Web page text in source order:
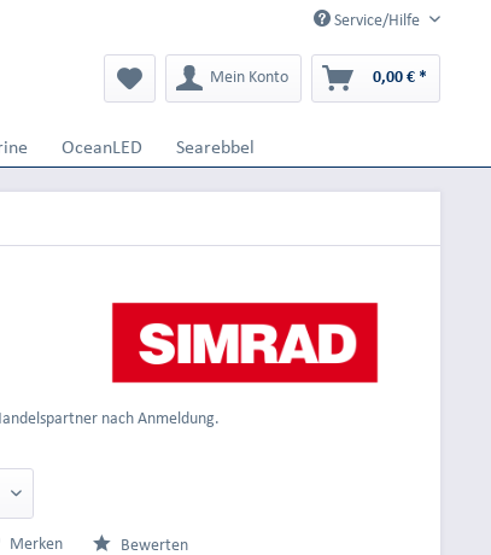
Service/Hilfe
Mein Konto 0,00 € *
OceanLED Searebbel
nach Anmeldung.
Merken Bewerten